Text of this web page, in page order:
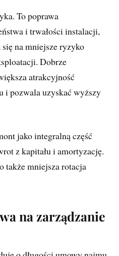
To poprawa
i trwałości instalacji,
się na mniejsze ryzyko
Dobrze
atrakcyjność
i pozwala uzyskać wyższy
jako integralną część
z kapitału i amortyzację.
także mniejsza rotacja
na zarządzanie